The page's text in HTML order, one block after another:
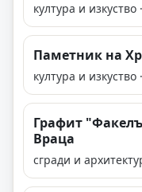
култура и изкуство
Паметник на
култура и
Графит
Враца
сгради и